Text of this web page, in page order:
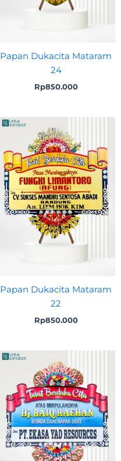
Papan Dukacita Mataram
24
Rp850.000
Papan Dukacita Mataram
22
Rp850.000